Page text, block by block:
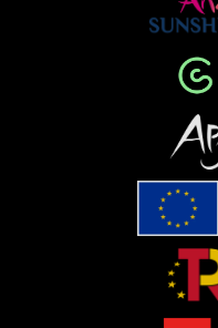
cambioEventos
ponen de
papel que
empresas
torno a una
organizaciones y
que,
generar un
propio